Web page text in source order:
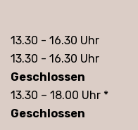
13.30 - 16.30 Uhr
13.30 - 16.30 Uhr
Geschlossen
13.30 – 18.00 Uhr *
Geschlossen